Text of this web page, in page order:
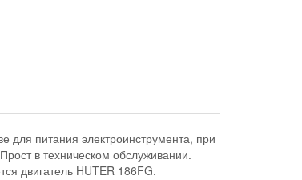
для питания электроинструмента, при
в техническом обслуживании.
двигатель HUTER 186FG.